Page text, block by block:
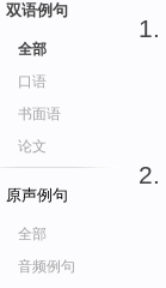
双语例句
全部
口语
书面语
论文
原声例句
全部
音频例句